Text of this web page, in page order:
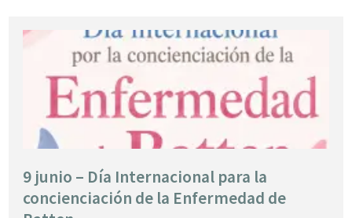
9 junio – Día Internacional para la
concienciación de la Enfermedad de